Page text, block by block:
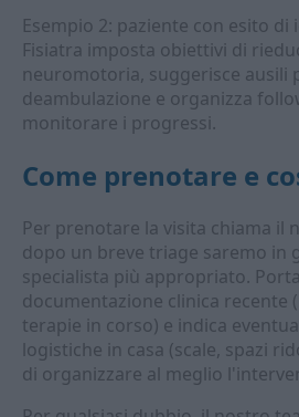
Esempio 2: paziente con esito di
Fisiatra imposta obiettivi di
neuromotoria, suggerisce ausili
deambulazione e organizza
monitorare i progressi.
Come prenotare e
Per prenotare la visita chiama il
dopo un breve triage saremo in
specialista più appropriato.
documentazione clinica recente
terapie in corso) e indica
logistiche in casa (scale, spazi
di organizzare al meglio